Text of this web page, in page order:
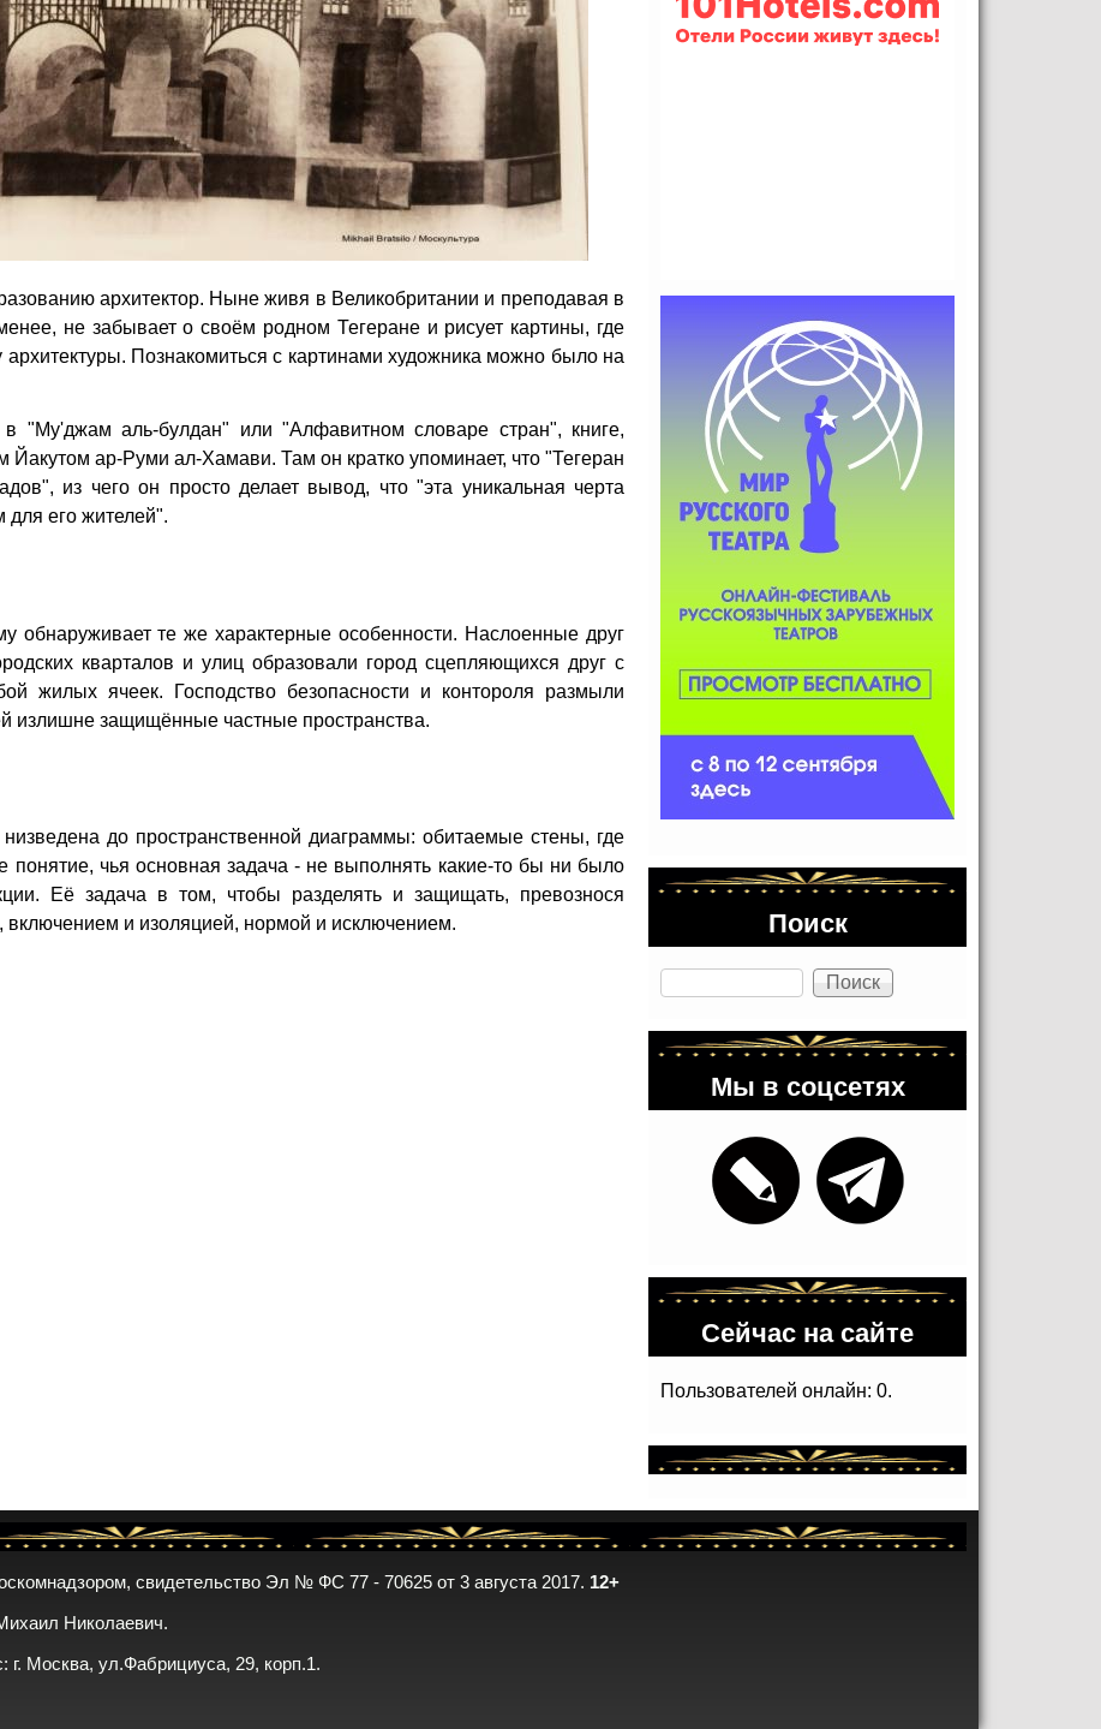
архитектор. Ныне живя в Великобритании и преподавая в
не забывает о своём родном Тегеране и рисует картины, где
архитектуры. Познакомиться с картинами художника можно было на
в "Му'джам аль-булдан" или "Алфавитном словаре стран", книге,
Йакутом ар-Руми ал-Хамави. Там он кратко упоминает, что "Тегеран
из чего он просто делает вывод, что "эта уникальная черта
для его жителей".
обнаруживает те же характерные особенности. Наслоенные друг
кварталов и улиц образовали город сцепляющихся друг с
жилых ячеек. Господство безопасности и контороля размыли
излишне защищённые частные пространства.
до пространственной диаграммы: обитаемые стены, где
понятие, чья основная задача - не выполнять какие-то бы ни было
Её задача в том, чтобы разделять и защищать, превознося
и изоляцией, нормой и исключением.
Поиск
Поиск
Мы в соцсетях
Сейчас на сайте
Пользователей онлайн: 0.
свидетельство Эл № ФС 77 - 70625 от 3 августа 2017. 12+
Николаевич.
г. Москва, ул.Фабрициуса, 29, корп.1.